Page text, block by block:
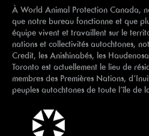
À World Animal Protection Canada,
que notre bureau fonctionne et que
équipe vivent et travaillent sur le
nations et collectivités autochtones,
Credit, les Anishinabés, les
Toronto est actuellement le lieu de
membres des Premières Nations,
peuples autochtones de toute l’île de